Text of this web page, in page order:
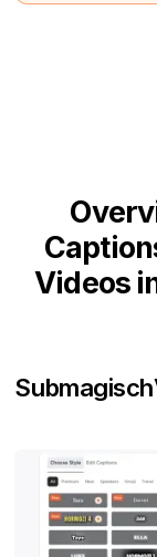
Videos
Submagisch